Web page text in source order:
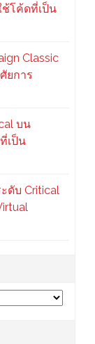
ช้โค้ดที่เป็น
Classic
ยการ
บน
เป็น
ดับ Critical